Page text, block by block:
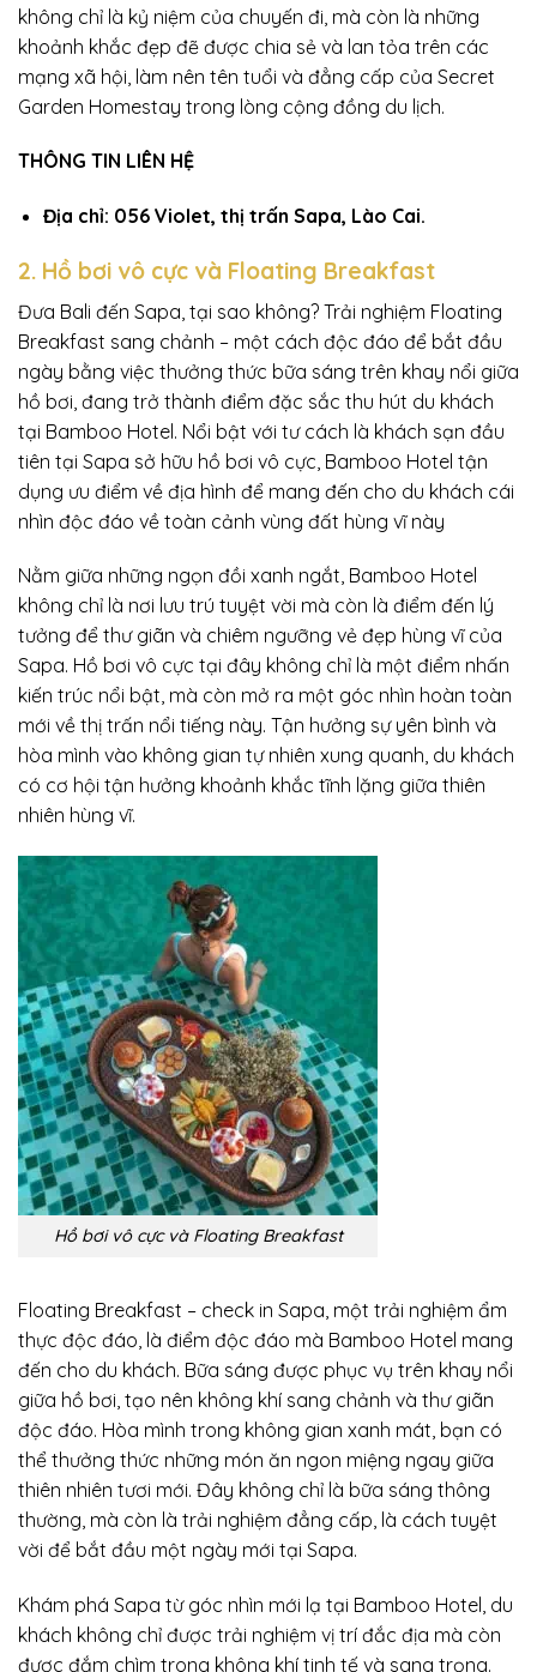
không chỉ là kỷ niệm của chuyến đi, mà còn là những
khoảnh khắc đẹp đẽ được chia sẻ và lan tỏa trên các
mạng xã hội, làm nên tên tuổi và đẳng cấp của Secret
Garden Homestay trong lòng cộng đồng du lịch.
THÔNG TIN LIÊN HỆ
Địa chỉ: 056 Violet, thị trấn Sapa, Lào Cai.
2. Hồ bơi vô cực và Floating Breakfast
Đưa Bali đến Sapa, tại sao không? Trải nghiệm Floating
Breakfast sang chảnh – một cách độc đáo để bắt đầu
ngày bằng việc thưởng thức bữa sáng trên khay nổi giữa
hồ bơi, đang trở thành điểm đặc sắc thu hút du khách
tại Bamboo Hotel. Nổi bật với tư cách là khách sạn đầu
tiên tại Sapa sở hữu hồ bơi vô cực, Bamboo Hotel tận
dụng ưu điểm về địa hình để mang đến cho du khách cái
nhìn độc đáo về toàn cảnh vùng đất hùng vĩ này
Nằm giữa những ngọn đồi xanh ngắt, Bamboo Hotel
không chỉ là nơi lưu trú tuyệt vời mà còn là điểm đến lý
tưởng để thư giãn và chiêm ngưỡng vẻ đẹp hùng vĩ của
Sapa. Hồ bơi vô cực tại đây không chỉ là một điểm nhấn
kiến trúc nổi bật, mà còn mở ra một góc nhìn hoàn toàn
mới về thị trấn nổi tiếng này. Tận hưởng sự yên bình và
hòa mình vào không gian tự nhiên xung quanh, du khách
có cơ hội tận hưởng khoảnh khắc tĩnh lặng giữa thiên
nhiên hùng vĩ.
Hồ bơi vô cực và Floating Breakfast
Floating Breakfast – check in Sapa, một trải nghiệm ẩm
thực độc đáo, là điểm độc đáo mà Bamboo Hotel mang
đến cho du khách. Bữa sáng được phục vụ trên khay nổi
giữa hồ bơi, tạo nên không khí sang chảnh và thư giãn
độc đáo. Hòa mình trong không gian xanh mát, bạn có
thể thưởng thức những món ăn ngon miệng ngay giữa
thiên nhiên tươi mới. Đây không chỉ là bữa sáng thông
thường, mà còn là trải nghiệm đẳng cấp, là cách tuyệt
vời để bắt đầu một ngày mới tại Sapa.
Khám phá Sapa từ góc nhìn mới lạ tại Bamboo Hotel, du
khách không chỉ được trải nghiệm vị trí đắc địa mà còn
được đắm chìm trong không khí tinh tế và sang trọng.